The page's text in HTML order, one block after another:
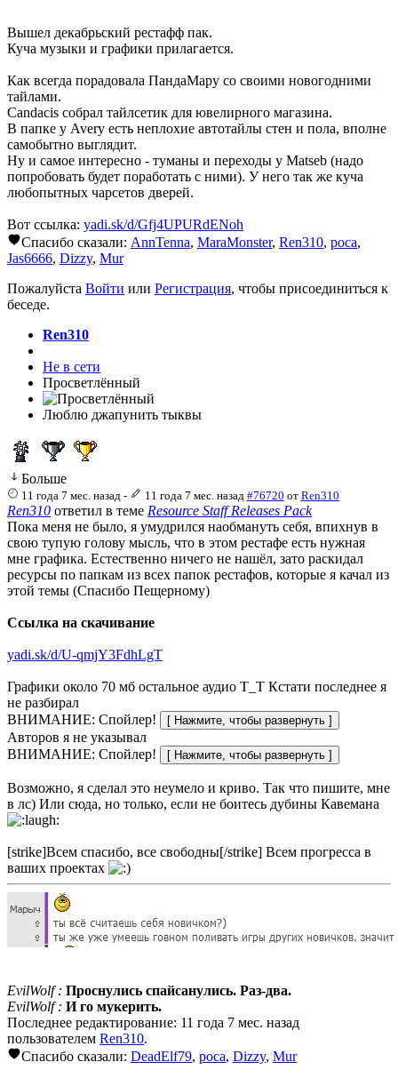
Вышел декабрьский рестафф пак.
Куча музыки и графики прилагается.
Как всегда порадовала ПандаМару со своими новогодними
тайлами.
Candacis собрал тайлсетик для ювелирного магазина.
В папке у Avery есть неплохие автотайлы стен и пола, вполне
самобытно выглядит.
Ну и самое интересно - туманы и переходы у Matseb (надо
попробовать будет поработать с ними). У него так же куча
любопытных чарсетов дверей.
Вот ссылка: yadi.sk/d/Gfj4UPURdENoh
Спасибо сказали: AnnTenna, MaraMonster, Ren310, poca,
Jas6666, Dizzy, Mur
Пожалуйста Войти или Регистрация, чтобы присоединиться к
беседе.
Ren310
Не в сети
Просветлённый
Люблю джапунить тыквы
Больше
11 года 7 мес. назад - 11 года 7 мес. назад #76720 от Ren310
Ren310 ответил в теме Resource Staff Releases Pack
Пока меня не было, я умудрился наобмануть себя, впихнув в
свою тупую голову мысль, что в этом рестафе есть нужная
мне графика. Естественно ничего не нашёл, зато раскидал
ресурсы по папкам из всех папок рестафов, которые я качал из
этой темы (Спасибо Пещерному)
Ссылка на скачивание
yadi.sk/d/U-qmjY3FdhLgT
Графики около 70 мб остальное аудио Т_Т Кстати последнее я
не разбирал
ВНИМАНИЕ: Спойлер!
Авторов я не указывал
ВНИМАНИЕ: Спойлер!
Возможно, я сделал это неумело и криво. Так что пишите, мне
в лс) Или сюда, но только, если не боитесь дубины Кавемана
[strike]Всем спасибо, все свободны[/strike] Всем прогресса в
ваших проектах
EvilWolf : Проснулись спайсанулись. Раз-два.
EvilWolf : И го мукерить.
Последнее редактирование: 11 года 7 мес. назад
пользователем Ren310.
Спасибо сказали: DeadElf79, poca, Dizzy, Mur